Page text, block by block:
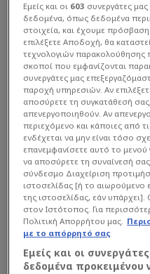
Εμείς και οι 603 συνεργάτες
δεδομένα, όπως δεδομένα
στοιχεία, και έχουμε
επιλέξετε Αποδοχή, θα
τεχνολογιών παρακολούθησης
σκοποί που εμφανίζονται
συνεργάτες μας
παροχή υπηρεσιών. Αν
αποσύρετε τη συγκατάθεσή
απενεργοποιηθούν. Αν
περιεχόμενο και κάποιες από
ενδέχεται να μην είναι τόσο
επανεμφανίσετε αυτό το μενού
να αποσύρετε τη συναίνεσή
σύνδεσμο Διαχείριση
ιστοσελίδας [ή το αιωρούμενο
της ιστοσελίδας, εάν υπάρχει].
στον Ιστότοπος. Για
Πολιτική Απορρήτου μας.
με το απόρρητό σας
Εμείς και οι
δεδομένα